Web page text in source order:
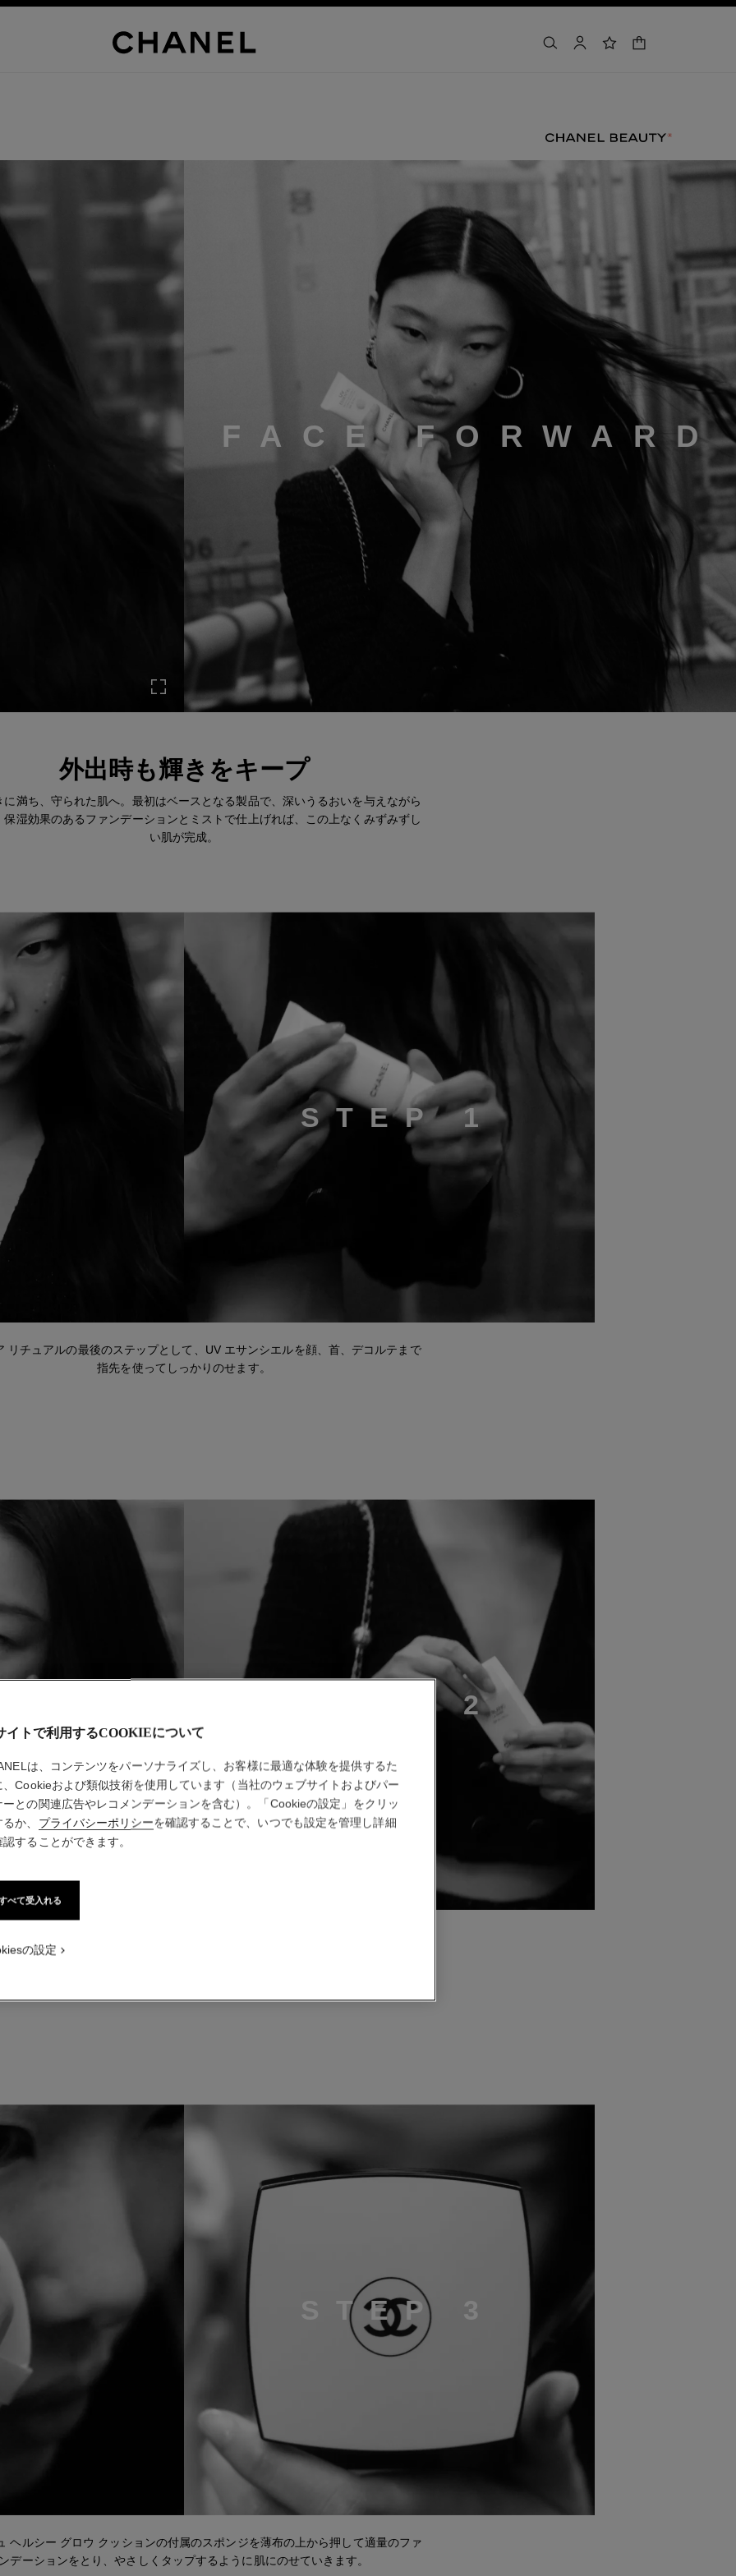
検索 マイアカウント
ウィッシュリスト
カート
全画面表示
FACE FORWARD
外出時も輝きをキープ
に満ち、守られた肌へ。最初はベースとなる製品で、深いうるおいを与えながら
保湿効果のあるファンデーションとミストで仕上げれば、この上なくみずみずし
い肌が完成。
STEP 1
リチュアルの最後のステップとして、UV エサンシエルを顔、首、デコルテまで
指先を使ってしっかりのせます。
P 2
す。ボトルをよく振ってから、軽やかなフォーミュラを指先で顔全体になじませ
TEP 3
ヘルシー グロウ クッションの付属のスポンジを薄布の上から押して適量のファ
デーションをとり、やさしくタップするように肌にのせていきます。
イトで利用するCOOKIEについて
は、コンテンツをパーソナライズし、お客様に最適な体験を提供するた
、Cookieおよび類似技術を使用しています（当社のウェブサイトおよびパー
ーとの関連広告やレコメンデーションを含む）。「Cookieの設定」をクリッ
か、 プライバシーポリシーを確認することで、いつでも設定を管理し詳細
認することができます。
べて受入れる
の設定